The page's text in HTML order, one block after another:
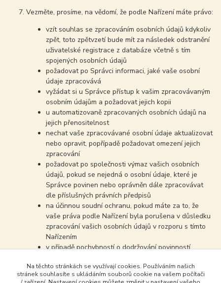
Vezměte, prosíme, na vědomí, že podle Nařízení máte právo:
vzít souhlas se zpracováním osobních údajů kdykoliv
zpět, toto zpětvzetí bude mít za následek odstranění
uživatelské registrace z databáze včetně s tím
spojených osobních údajů
požadovat po Správci informaci, jaké vaše osobní
údaje zpracovává
vyžádat si u Správce přístup k vašim zpracovávaným
osobním údajům a požadovat jejich kopii
u automatizovaně zpracovaných osobních údajů na
jejich přenositelnost
nechat vaše zpracovávané osobní údaje aktualizovat
nebo opravit, popřípadě požadovat omezení jejich
zpracování
požadovat po společnosti výmaz vašich osobních
údajů, pokud se nejedná o osobní údaje, které je
Správce povinen nebo oprávněn dále zpracovávat
dle příslušných právních předpisů
na účinnou soudní ochranu, pokud máte za to, že
vaše práva podle Nařízení byla porušena v důsledku
zpracování vašich osobních údajů v rozporu s tímto
Nařízením
v případě pochybností o dodržování povinností
obrátit na Správce nebo na Úřad pro ochranu
osobních údajů
Na těchto stránkách se využívají cookies. Používáním našich
stránek souhlasíte s ukládáním souborů cookie na vašem počítači